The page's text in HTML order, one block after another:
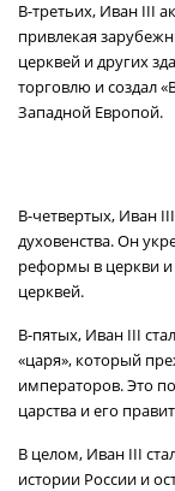
В-третьих, Иван III
привлекая
церквей и других
торговлю и создал
Западной Европой.
В-четвертых, Иван
духовенства. Он
реформы в церкви
церквей.
В-пятых, Иван III
«царя», который
императоров. Это
царства и его
В целом, Иван III
истории России и